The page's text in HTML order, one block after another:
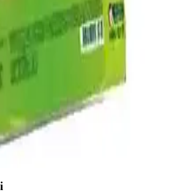
Doğal ve Yüksek Kalite
Beslenme Seçenekleri
üretilen süt, yoğurt, peynir ve tereyağı
sunar, günlük beslenmede güvenle
Peynirinin Piyasa Durumu ve
genel piyasa durumu, özellikleri ve
analiz. Türkiye’deki peynir
artışını özetliyor.